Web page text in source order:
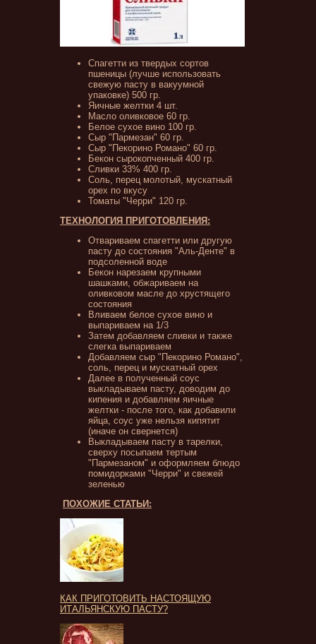
Спагетти из твердых сортов
пшеницы (лучше использовать
свежую пасту в вакуумной
упаковке) 500 гр.
Яичные желтки 4 шт.
Масло оливковое 60 гр.
Белое сухое вино 100 гр.
Сыр "Пармезан" 60 гр.
Сыр "Пекорино Романо" 60 гр.
Бекон сырокопченный 400 гр.
Сливки 33% 400 гр.
Соль, перец молотый, мускатный
орех по вкусу
Томаты "Черри" 120 гр.
ТЕХНОЛОГИЯ ПРИГОТОВЛЕНИЯ:
Отвариваем спагетти или другую
пасту до состояния "Аль-Денте" в
подсоленной воде
Бекон нарезаем крупными
шашками, обжариваем на
оливковом масле до хрустящего
состояния
Вливаем белое сухое вино и
выпариваем на 1/3
Затем добавляем сливки и также
слегка выпариваем
Добавляем сыр "Пекорино Романо",
соль, перец и мускатный орех
Далее в полученный соус
выкладываем пасту, доводим до
кипения и добавляем яичные
желтки - после того, как добавили
яйца, соус уже нельзя кипятит
(иначе он свернется)
Выкладываем пасту в тарелки,
сверху посыпаем тертым
"Пармезаном" и оформляем блюдо
помидорками "Черри" и свежей
зеленью
ПОХОЖИЕ СТАТЬИ:
КАК ПРИГОТОВИТЬ НАСТОЯЩУЮ
ИТАЛЬЯНСКУЮ ПАСТУ?